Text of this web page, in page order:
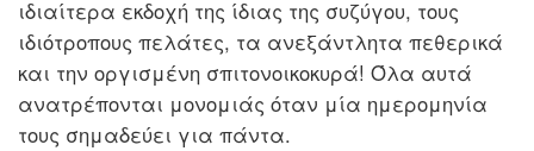
ιδιαίτερα εκδοχή της ίδιας της συζύγου, τους
ιδιότροπους πελάτες, τα ανεξάντλητα πεθερικά
και την οργισμένη σπιτονοικοκυρά! Όλα αυτά
ανατρέπονται μονομιάς όταν μία ημερομηνία
τους σημαδεύει για πάντα.